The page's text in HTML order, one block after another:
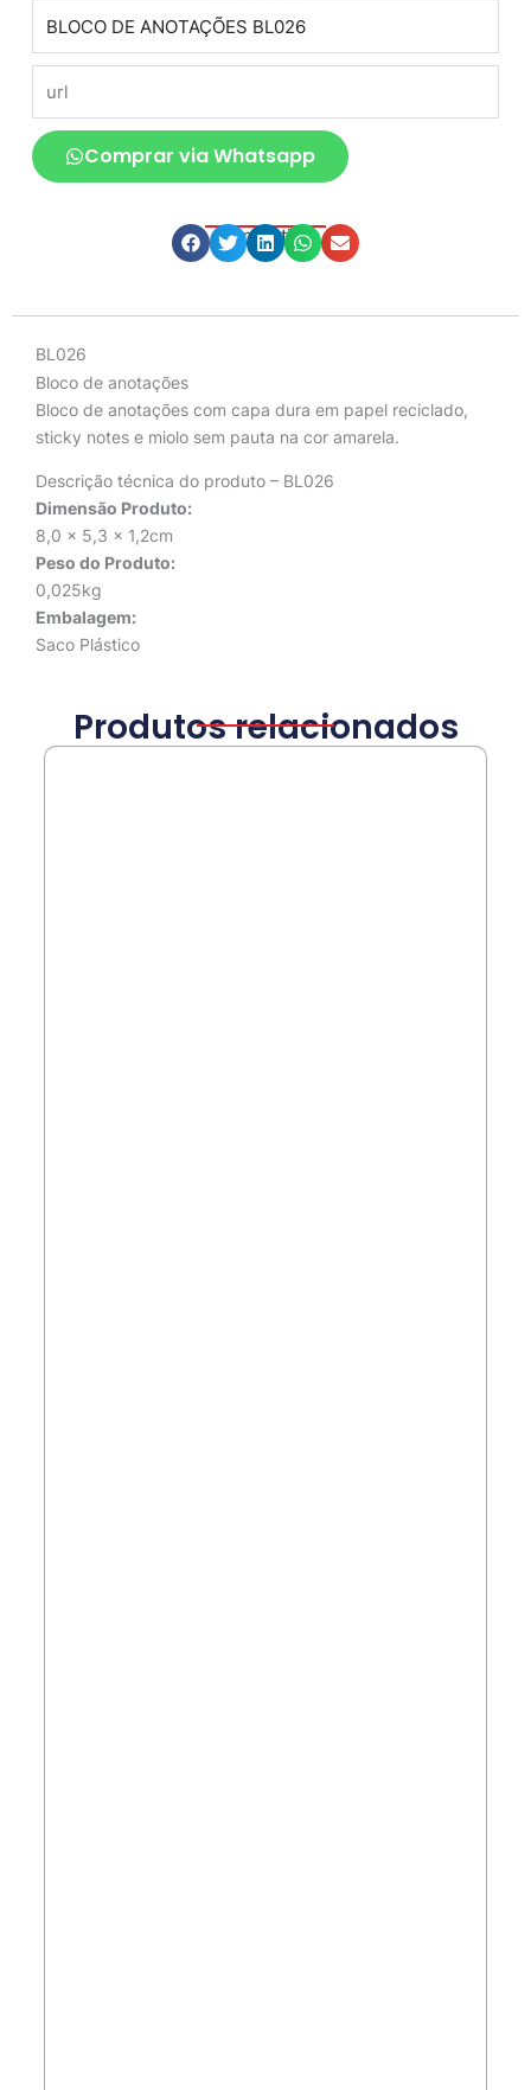
Comprar via Whatsapp
Compartilhe
BL026
Bloco de anotações
Bloco de anotações com capa dura em papel reciclado,
sticky notes e miolo sem pauta na cor amarela.
Descrição técnica do produto – BL026
Dimensão Produto:
8,0 x 5,3 x 1,2cm
Peso do Produto:
0,025kg
Embalagem:
Saco Plástico
Produtos relacionados